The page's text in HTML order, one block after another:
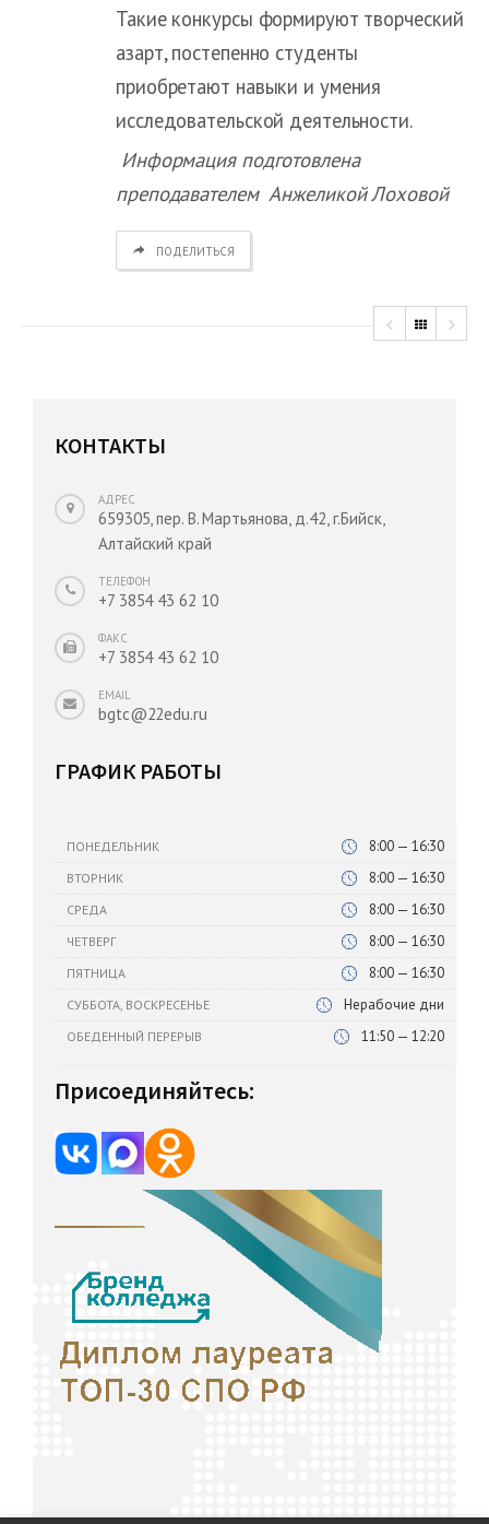
Такие конкурсы формируют творческий
азарт, постепенно студенты
приобретают навыки и умения
исследовательской деятельности.
Информация подготовлена
преподавателем Анжеликой Лоховой
ПОДЕЛИТЬСЯ
КОНТАКТЫ
АДРЕС
659305, пер. В. Мартьянова, д.42, г.Бийск,
Алтайский край
ТЕЛЕФОН
+7 3854 43 62 10
ФАКС
+7 3854 43 62 10
EMAIL
bgtc@22edu.ru
ГРАФИК РАБОТЫ
ПОНЕДЕЛЬНИК 8:00 — 16:30
ВТОРНИК 8:00 — 16:30
СРЕДА 8:00 — 16:30
ЧЕТВЕРГ 8:00 — 16:30
ПЯТНИЦА 8:00 — 16:30
СУББОТА, ВОСКРЕСЕНЬЕ Нерабочие дни
ОБЕДЕННЫЙ ПЕРЕРЫВ 11:50 — 12:20
Присоединяйтесь: